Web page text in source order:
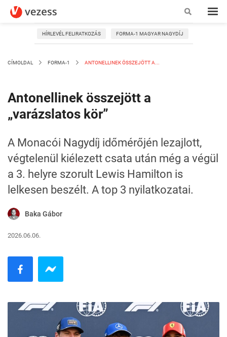
HÍRLEVÉL FELIRATKOZÁS FORMA-1 MAGYAR NAGYDÍJ
CÍMOLDAL FORMA-1 ANTONELLINEK ÖSSZEJÖTT A...
Antonellinek összejött a
„varázslatos kör”
A Monacói Nagydíj időmérőjén lezajlott,
végtelenül kiélezett csata után még a végül
a 3. helyre szorult Lewis Hamilton is
lelkesen beszélt. A top 3 nyilatkozatai.
Baka Gábor
2026.06.06.